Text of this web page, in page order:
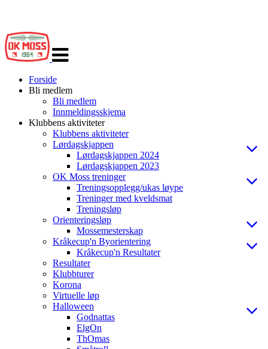
navigasjon
Forside
Bli medlem
Bli medlem
Innmeldingsskjema
Klubbens aktiviteter
Klubbens aktiviteter
Lørdagskjappen
Lørdagskjappen 2024
Lørdagskjappen 2023
OK Moss treninger
Treningsopplegg/ukas løype
Treninger med kveldsmat
Treningsløp
Orienteringsløp
Mossemesterskap
Kråkecup'n Byorientering
Kråkecup'n Resultater
Resultater
Klubbturer
Korona
Virtuelle løp
Halloween
Godnattas
ElgOn
ThOmas